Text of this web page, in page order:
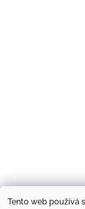
Tento web používá